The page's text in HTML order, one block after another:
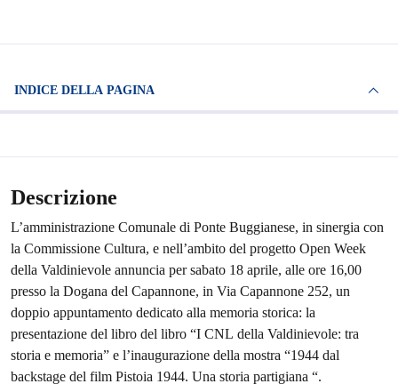
INDICE DELLA PAGINA
Descrizione
L’amministrazione Comunale di Ponte Buggianese, in sinergia con
la Commissione Cultura, e nell’ambito del progetto Open Week
della Valdinievole annuncia per sabato 18 aprile, alle ore 16,00
presso la Dogana del Capannone, in Via Capannone 252, un
doppio appuntamento dedicato alla memoria storica: la
presentazione del libro del libro “I CNL della Valdinievole: tra
storia e memoria” e l’inaugurazione della mostra “1944 dal
backstage del film Pistoia 1944. Una storia partigiana “.